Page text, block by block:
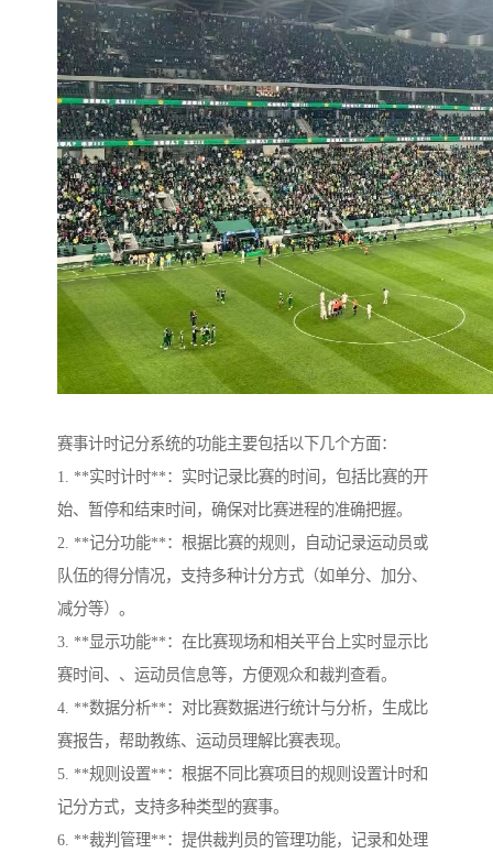
赛事计时记分系统的功能主要包括以下几个方面：
1. **实时计时**：实时记录比赛的时间，包括比赛的开
始、暂停和结束时间，确保对比赛进程的准确把握。
2. **记分功能**：根据比赛的规则，自动记录运动员或
队伍的得分情况，支持多种计分方式（如单分、加分、
减分等）。
3. **显示功能**：在比赛现场和相关平台上实时显示比
赛时间、、运动员信息等，方便观众和裁判查看。
4. **数据分析**：对比赛数据进行统计与分析，生成比
赛报告，帮助教练、运动员理解比赛表现。
5. **规则设置**：根据不同比赛项目的规则设置计时和
记分方式，支持多种类型的赛事。
6. **裁判管理**：提供裁判员的管理功能，记录和处理